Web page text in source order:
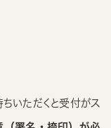
いただくと受付がス